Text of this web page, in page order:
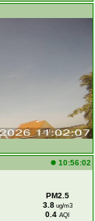
10:56:02
PM2.5
3.8ug/m3
0.4 AQI